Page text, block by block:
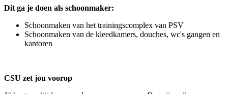
Dit ga je doen als schoonmaker:
Schoonmaken van het trainingscomplex van PSV
Schoonmaken van de kleedkamers, douches, wc's gangen en
kantoren
CSU zet jou voorop